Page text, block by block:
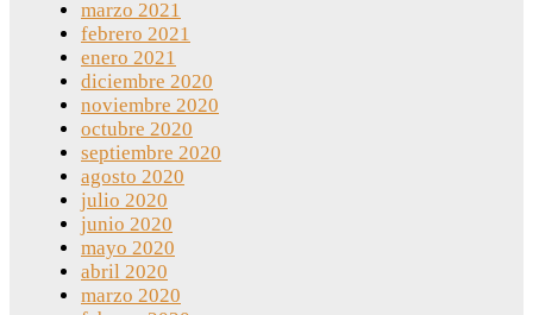
marzo 2021
febrero 2021
enero 2021
diciembre 2020
noviembre 2020
octubre 2020
septiembre 2020
agosto 2020
julio 2020
junio 2020
mayo 2020
abril 2020
marzo 2020